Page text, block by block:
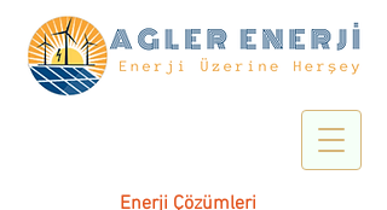
Enerji Çözümleri